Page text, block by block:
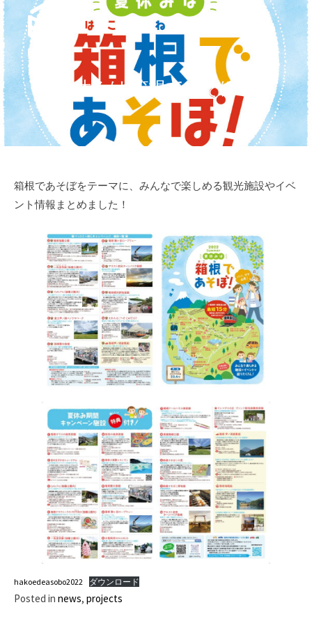
Skip
to
content
夏休みは 箱根であそぼ！
箱根であそぼをテーマに、みんなで楽しめる観光施設やイベ
ント情報まとめました！
hakoedeasobo2022 ダウンロード
Posted in news, projects